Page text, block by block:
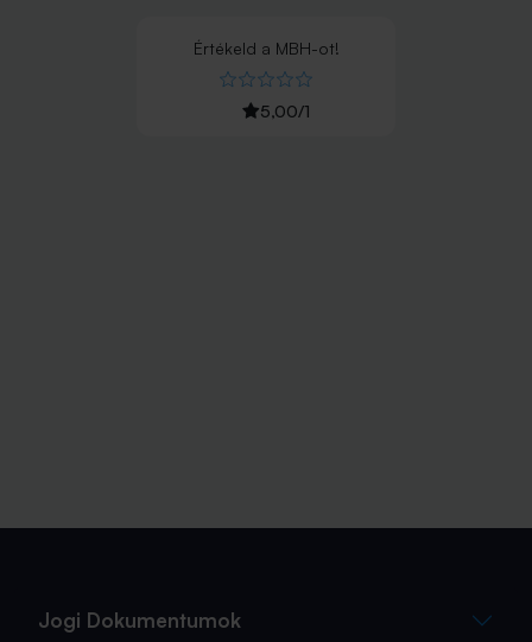
Értékeld a MBH-ot!
5,00/1
Jogi Dokumentumok